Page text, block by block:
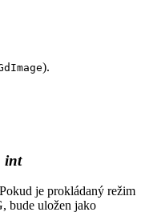
).
int
je prokládaný režim
bude uložen jako